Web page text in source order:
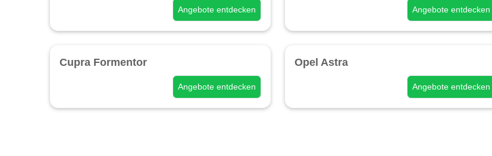
Angebote entdecken Angebote entdecken
Cupra Formentor
Angebote entdecken
Opel Astra
Angebote entdecken